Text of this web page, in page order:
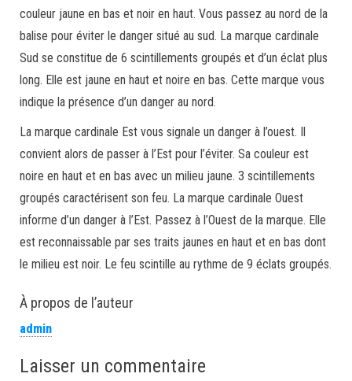
couleur jaune en bas et noir en haut. Vous passez au nord de la
balise pour éviter le danger situé au sud. La marque cardinale
Sud se constitue de 6 scintillements groupés et d’un éclat plus
long. Elle est jaune en haut et noire en bas. Cette marque vous
indique la présence d’un danger au nord.
La marque cardinale Est vous signale un danger à l’ouest. Il
convient alors de passer à l’Est pour l’éviter. Sa couleur est
noire en haut et en bas avec un milieu jaune. 3 scintillements
groupés caractérisent son feu. La marque cardinale Ouest
informe d’un danger à l’Est. Passez à l’Ouest de la marque. Elle
est reconnaissable par ses traits jaunes en haut et en bas dont
le milieu est noir. Le feu scintille au rythme de 9 éclats groupés.
À propos de l’auteur
admin
Laisser un commentaire